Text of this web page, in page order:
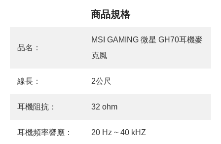
商品規格
品名：
MSI GAMING 微星 GH70耳機麥
克風
線長： 2公尺
耳機阻抗： 32 ohm
耳機頻率響應： 20 Hz ~ 40 kHZ